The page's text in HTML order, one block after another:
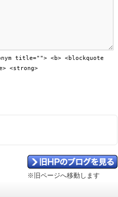
title=""> <b> <blockquote
<strong>
※旧ページへ移動します